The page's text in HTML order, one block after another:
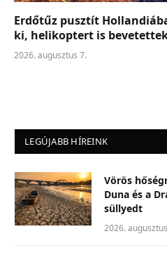
Erdőtűz pusztít
ki, helikoptert is
2026. augusztus 7.
LEGÚJABB HÍREINK
Vörös
Duna és a
süllyedt
2026.